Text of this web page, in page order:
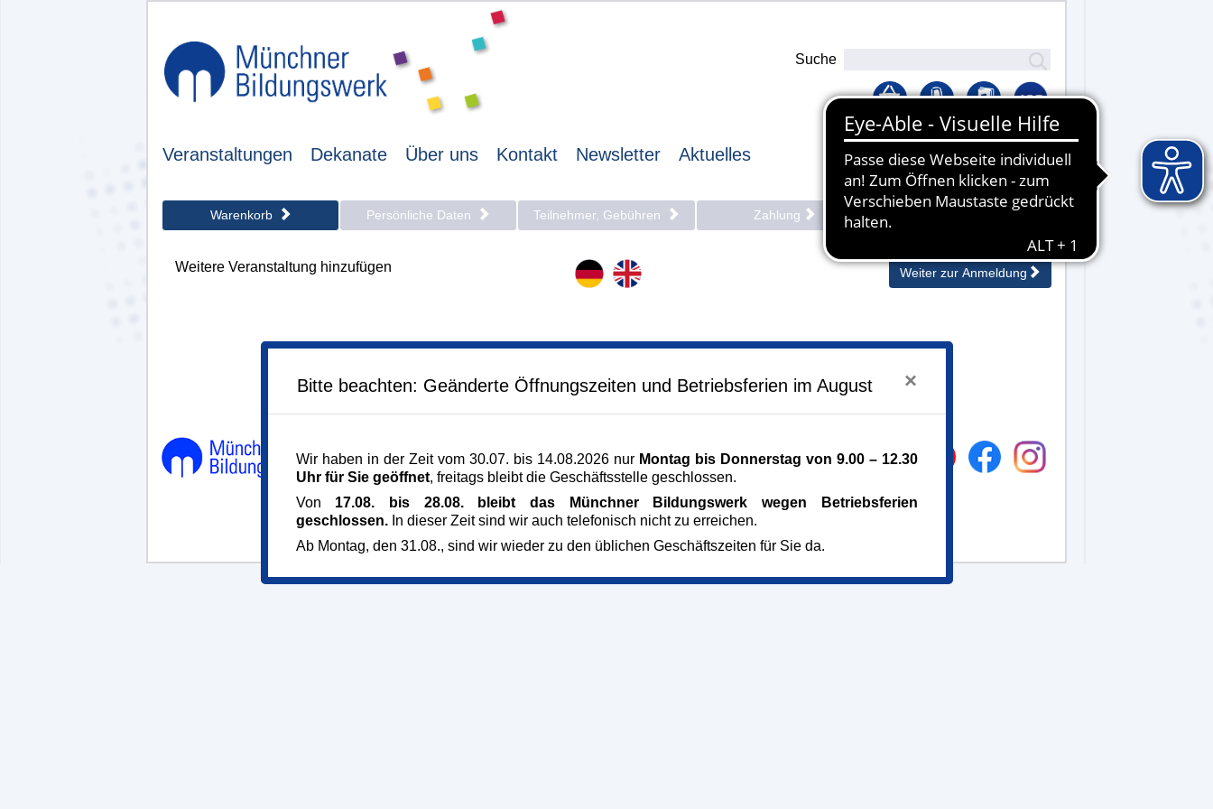
Suche
Veranstaltungen Dekanate Über uns Kontakt Newsletter Aktuelles Lernplattform
Warenkorb Persönliche Daten Teilnehmer, Gebühren Zahlung
Weitere Veranstaltung hinzufügen Weiter zur Anmeldung
Dachauer Straße 5
80335 München
Telefon 089/54 58 05-0
mbw@muenchner-
AGB
Impressum
Datenschutz
Leitbild und
Bitte beachten: Geänderte Öffnungszeiten und Betriebsferien im August ×
Wir haben in der Zeit vom 30.07. bis 14.08.2026 nur Montag bis Donnerstag von 9.00 – 12.30
Uhr für Sie geöffnet, freitags bleibt die Geschäftsstelle geschlossen.
Von 17.08. bis 28.08. bleibt das Münchner Bildungswerk wegen Betriebsferien
geschlossen.In dieser Zeit sind wir auch telefonisch nicht zu erreichen.
Ab Montag, den 31.08., sind wir wieder zu den üblichen Geschäftszeiten für Sie da.